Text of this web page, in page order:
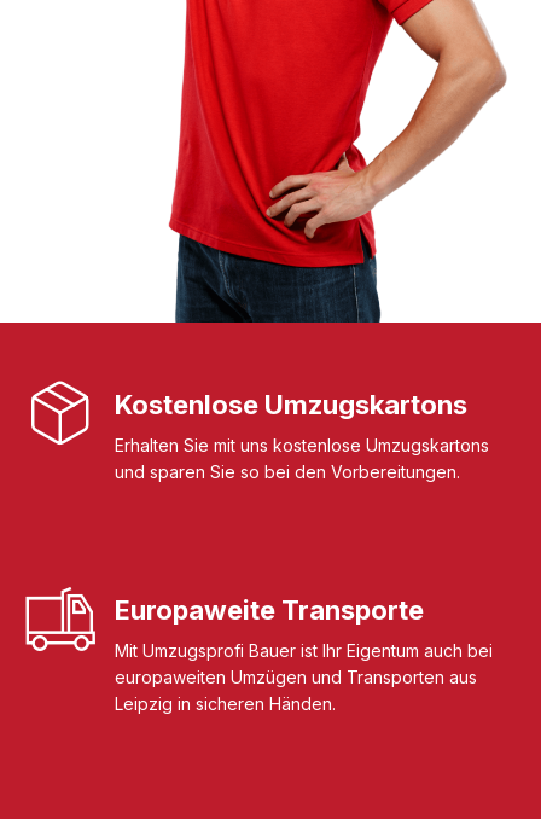
Kostenlose Umzugskartons
Erhalten Sie mit uns kostenlose Umzugskartons
und sparen Sie so bei den Vorbereitungen.
Europaweite Transporte
Mit Umzugsprofi Bauer ist Ihr Eigentum auch bei
europaweiten Umzügen und Transporten aus
Leipzig in sicheren Händen.